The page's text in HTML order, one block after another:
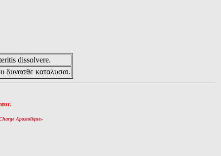
dissolvere.
δυνασθε καταλυσαι.
Apostolique»